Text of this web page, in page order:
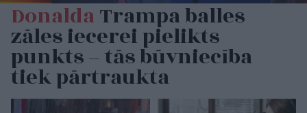
DonaldaTrampa balles
zāles iecerei pielikts
punkts – tās būvniecība
tiek pārtraukta